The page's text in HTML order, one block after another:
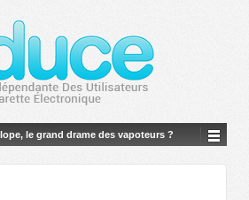
le grand drame des vapoteurs ?